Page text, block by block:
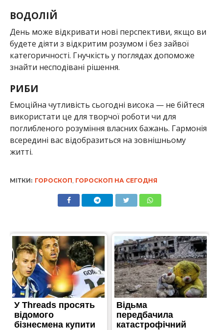
ВОДОЛІЙ
День може відкривати нові перспективи, якщо ви
будете діяти з відкритим розумом і без зайвої
категоричності. Гнучкість у поглядах допоможе
знайти несподівані рішення.
РИБИ
Емоційна чутливість сьогодні висока — не бійтеся
використати це для творчої роботи чи для
поглибленого розуміння власних бажань. Гармонія
всередині вас відобразиться на зовнішньому
житті.
МІТКИ: ГОРОСКОП ГОРОСКОП НА СЕГОДНЯ